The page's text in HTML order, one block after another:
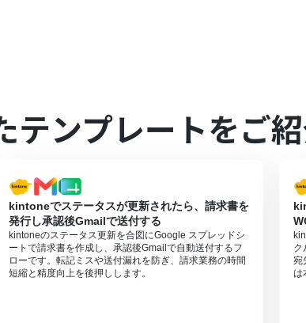
テンプレートをご
kintoneでステータスが更新されたら、請求書を
発行し承認後Gmailで送付する
kintoneのステータス更新を合図にGoogle スプレッドシ
ートで請求書を作成し、承認後Gmailで自動送付するフ
ローです。転記ミスや送付漏れを防ぎ、請求業務の時間
短縮と精度向上を後押しします。
ク
宛
は